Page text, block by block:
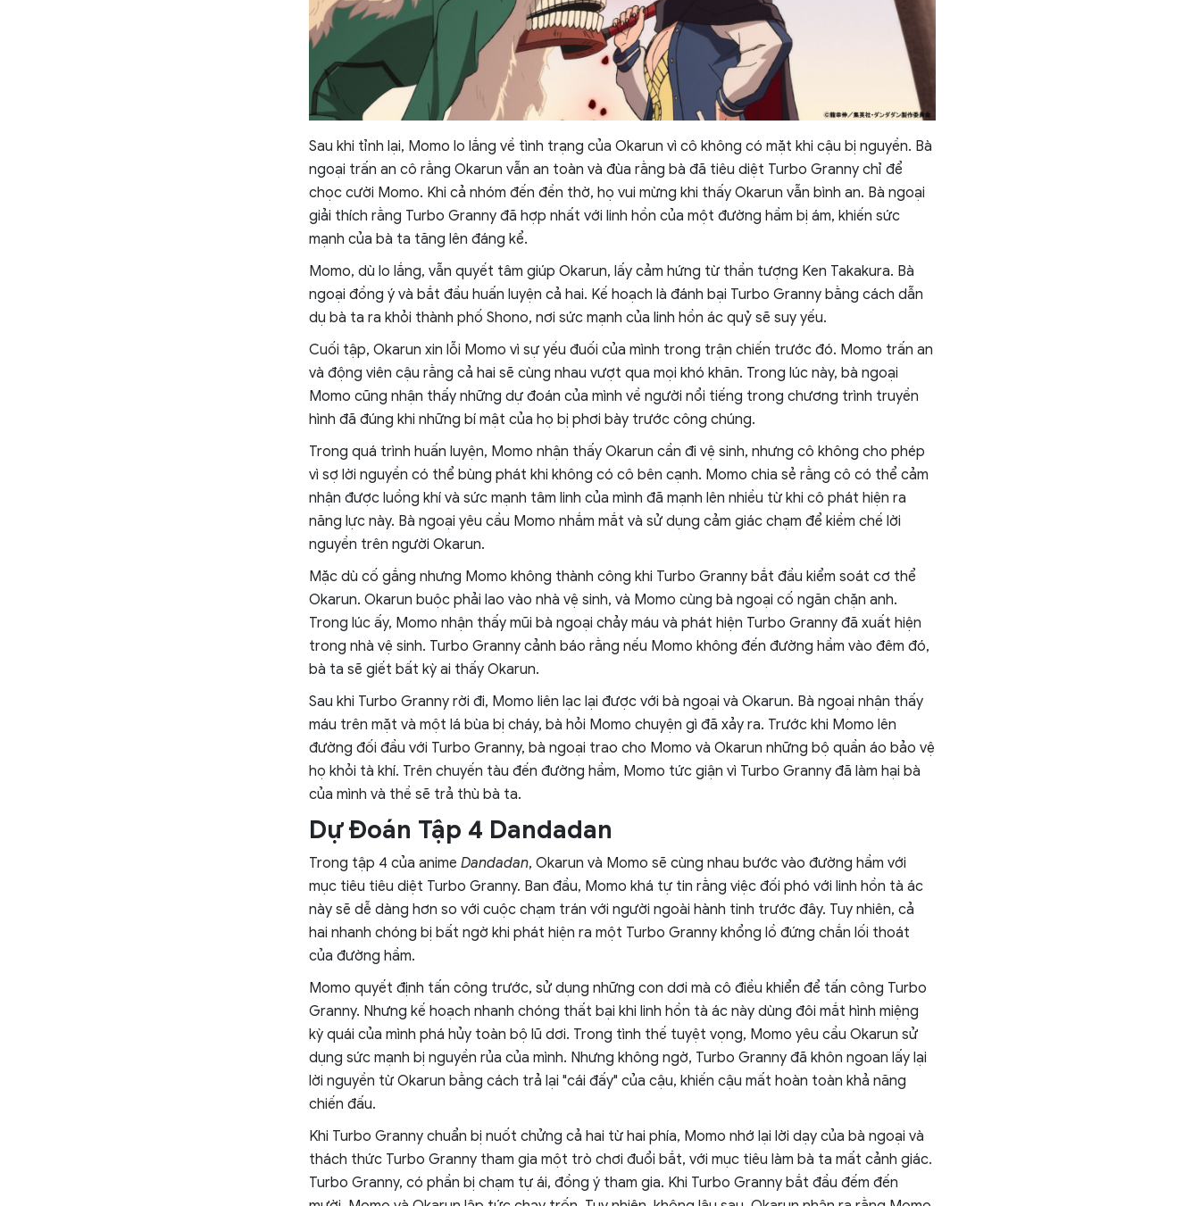
Sau khi tỉnh lại, Momo lo lắng về tình trạng của Okarun vì cô không có mặt khi cậu bị nguyền. Bà
ngoại trấn an cô rằng Okarun vẫn an toàn và đùa rằng bà đã tiêu diệt Turbo Granny chỉ để
chọc cười Momo. Khi cả nhóm đến đền thờ, họ vui mừng khi thấy Okarun vẫn bình an. Bà ngoại
giải thích rằng Turbo Granny đã hợp nhất với linh hồn của một đường hầm bị ám, khiến sức
mạnh của bà ta tăng lên đáng kể.
Momo, dù lo lắng, vẫn quyết tâm giúp Okarun, lấy cảm hứng từ thần tượng Ken Takakura. Bà
ngoại đồng ý và bắt đầu huấn luyện cả hai. Kế hoạch là đánh bại Turbo Granny bằng cách dẫn
dụ bà ta ra khỏi thành phố Shono, nơi sức mạnh của linh hồn ác quỷ sẽ suy yếu.
Cuối tập, Okarun xin lỗi Momo vì sự yếu đuối của mình trong trận chiến trước đó. Momo trấn an
và động viên cậu rằng cả hai sẽ cùng nhau vượt qua mọi khó khăn. Trong lúc này, bà ngoại
Momo cũng nhận thấy những dự đoán của mình về người nổi tiếng trong chương trình truyền
hình đã đúng khi những bí mật của họ bị phơi bày trước công chúng.
Trong quá trình huấn luyện, Momo nhận thấy Okarun cần đi vệ sinh, nhưng cô không cho phép
vì sợ lời nguyền có thể bùng phát khi không có cô bên cạnh. Momo chia sẻ rằng cô có thể cảm
nhận được luồng khí và sức mạnh tâm linh của mình đã mạnh lên nhiều từ khi cô phát hiện ra
năng lực này. Bà ngoại yêu cầu Momo nhắm mắt và sử dụng cảm giác chạm để kiềm chế lời
nguyền trên người Okarun.
Mặc dù cố gắng nhưng Momo không thành công khi Turbo Granny bắt đầu kiểm soát cơ thể
Okarun. Okarun buộc phải lao vào nhà vệ sinh, và Momo cùng bà ngoại cố ngăn chặn anh.
Trong lúc ấy, Momo nhận thấy mũi bà ngoại chảy máu và phát hiện Turbo Granny đã xuất hiện
trong nhà vệ sinh. Turbo Granny cảnh báo rằng nếu Momo không đến đường hầm vào đêm đó,
bà ta sẽ giết bất kỳ ai thấy Okarun.
Sau khi Turbo Granny rời đi, Momo liên lạc lại được với bà ngoại và Okarun. Bà ngoại nhận thấy
máu trên mặt và một lá bùa bị cháy, bà hỏi Momo chuyện gì đã xảy ra. Trước khi Momo lên
đường đối đầu với Turbo Granny, bà ngoại trao cho Momo và Okarun những bộ quần áo bảo vệ
họ khỏi tà khí. Trên chuyến tàu đến đường hầm, Momo tức giận vì Turbo Granny đã làm hại bà
của mình và thề sẽ trả thù bà ta.
Dự Đoán Tập 4 Dandadan
Trong tập 4 của anime Dandadan, Okarun và Momo sẽ cùng nhau bước vào đường hầm với
mục tiêu tiêu diệt Turbo Granny. Ban đầu, Momo khá tự tin rằng việc đối phó với linh hồn tà ác
này sẽ dễ dàng hơn so với cuộc chạm trán với người ngoài hành tinh trước đây. Tuy nhiên, cả
hai nhanh chóng bị bất ngờ khi phát hiện ra một Turbo Granny khổng lồ đứng chắn lối thoát
của đường hầm.
Momo quyết định tấn công trước, sử dụng những con dơi mà cô điều khiển để tấn công Turbo
Granny. Nhưng kế hoạch nhanh chóng thất bại khi linh hồn tà ác này dùng đôi mắt hình miệng
kỳ quái của mình phá hủy toàn bộ lũ dơi. Trong tình thế tuyệt vọng, Momo yêu cầu Okarun sử
dụng sức mạnh bị nguyền rủa của mình. Nhưng không ngờ, Turbo Granny đã khôn ngoan lấy lại
lời nguyền từ Okarun bằng cách trả lại "cái đấy" của cậu, khiến cậu mất hoàn toàn khả năng
chiến đấu.
Khi Turbo Granny chuẩn bị nuốt chửng cả hai từ hai phía, Momo nhớ lại lời dạy của bà ngoại và
thách thức Turbo Granny tham gia một trò chơi đuổi bắt, với mục tiêu làm bà ta mất cảnh giác.
Turbo Granny, có phần bị chạm tự ái, đồng ý tham gia. Khi Turbo Granny bắt đầu đếm đến